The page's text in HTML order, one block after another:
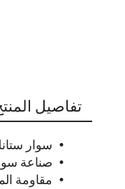
بداية
معرض
تفاصيل
• سوار
• صناعة
• مقاومة الماء